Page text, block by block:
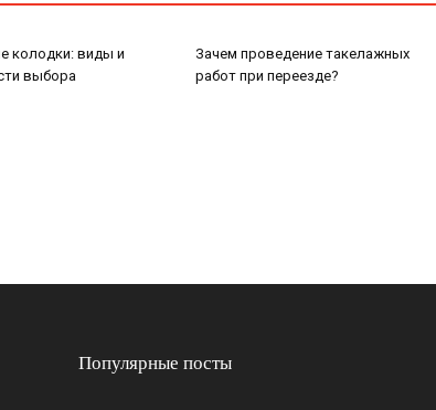
колодки: виды и
выбора
Зачем проведение такелажных
работ при переезде?
Популярные посты